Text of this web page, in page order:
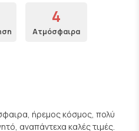
4
Ατμόσφαιρα
ήρεμος κόσμος, πολύ
αναπάντεχα καλές τιμές.